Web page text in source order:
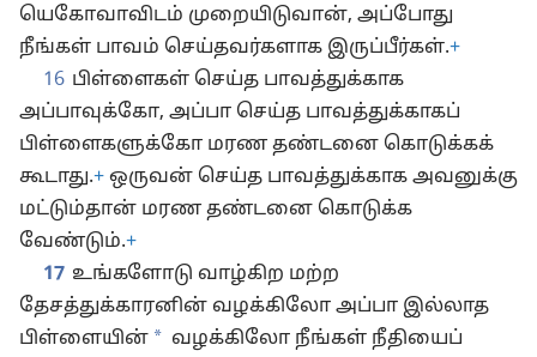
யெகோவாவிடம் முறையிடுவான், அப்போது
நீங்கள் பாவம் செய்தவர்களாக இருப்பீர்கள்.+
16 பிள்ளைகள் செய்த பாவத்துக்காக
அப்பாவுக்கோ, அப்பா செய்த பாவத்துக்காகப்
பிள்ளைகளுக்கோ மரண தண்டனை கொடுக்கக்
கூடாது.+ ஒருவன் செய்த பாவத்துக்காக அவனுக்கு
மட்டும்தான் மரண தண்டனை கொடுக்க
வேண்டும்.+
17 உங்களோடு வாழ்கிற மற்ற
தேசத்துக்காரனின் வழக்கிலோ அப்பா இல்லாத
பிள்ளையின் * வழக்கிலோ நீங்கள் நீதியைப்